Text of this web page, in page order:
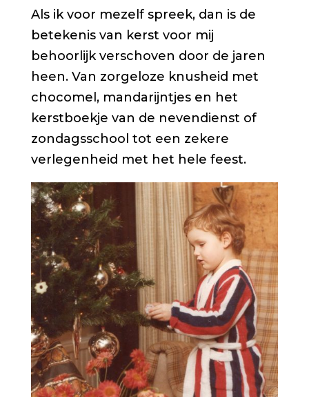
Als ik voor mezelf spreek, dan is de
betekenis van kerst voor mij
behoorlijk verschoven door de jaren
heen. Van zorgeloze knusheid met
chocomel, mandarijntjes en het
kerstboekje van de nevendienst of
zondagsschool tot een zekere
verlegenheid met het hele feest.